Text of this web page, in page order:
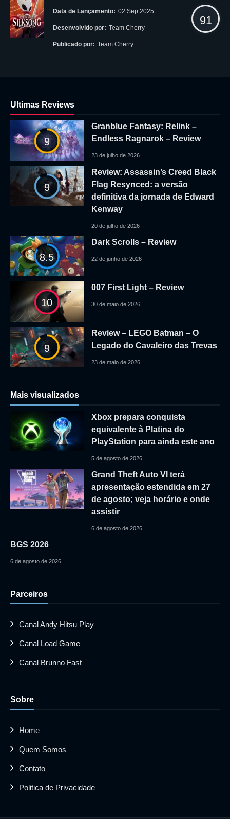
Data de Lançamento: 02 Sep 2025
Desenvolvido por: Team Cherry
Publicado por: Team Cherry
91
Ultimas Reviews
9
Granblue Fantasy: Relink –
Endless Ragnarok – Review
23 de julho de 2026
9
Review: Assassin’s Creed Black
Flag Resynced: a versão
definitiva da jornada de Edward
Kenway
20 de julho de 2026
8.5
Dark Scrolls – Review
22 de junho de 2026
10
007 First Light – Review
30 de maio de 2026
9
Review – LEGO Batman – O
Legado do Cavaleiro das Trevas
23 de maio de 2026
Mais visualizados
Xbox prepara conquista
equivalente à Platina do
PlayStation para ainda este ano
5 de agosto de 2026
Grand Theft Auto VI terá
apresentação estendida em 27
de agosto; veja horário e onde
assistir
6 de agosto de 2026
BGS 2026
6 de agosto de 2026
Parceiros
Canal Andy Hitsu Play
Canal Load Game
Canal Brunno Fast
Sobre
Home
Quem Somos
Contato
Politica de Privacidade